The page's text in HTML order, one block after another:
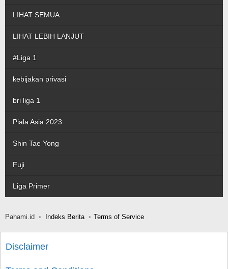
LIHAT SEMUA
LIHAT LEBIH LANJUT
#Liga 1
kebijakan privasi
bri liga 1
Piala Asia 2023
Shin Tae Yong
Fuji
Liga Primer
Pahami.id Indeks Berita Terms of Service
Disclaimer